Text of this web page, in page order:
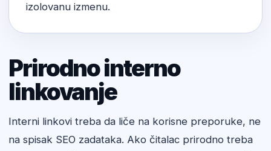
izolovanu izmenu.
Prirodno interno
linkovanje
Interni linkovi treba da liče na korisne preporuke, ne
na spisak SEO zadataka. Ako čitalac prirodno treba